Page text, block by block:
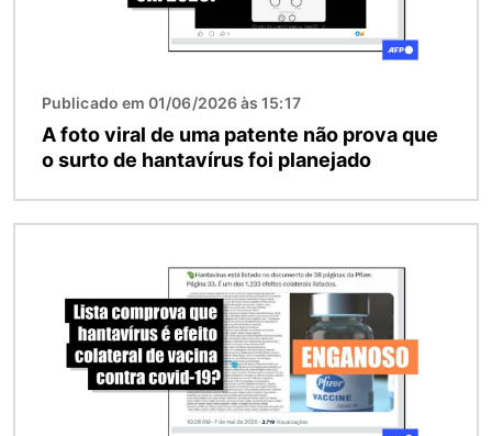
Publicado em 01/06/2026 às 15:17
A foto viral de uma patente não prova que
o surto de hantavírus foi planejado